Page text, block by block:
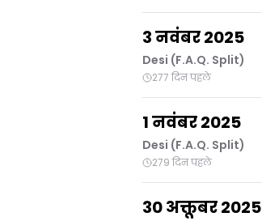
3 नवंबर 2025
Desi (F.A.Q. Split)
277 दिन पहले
1 नवंबर 2025
Desi (F.A.Q. Split)
279 दिन पहले
30 अक्तूबर 2025